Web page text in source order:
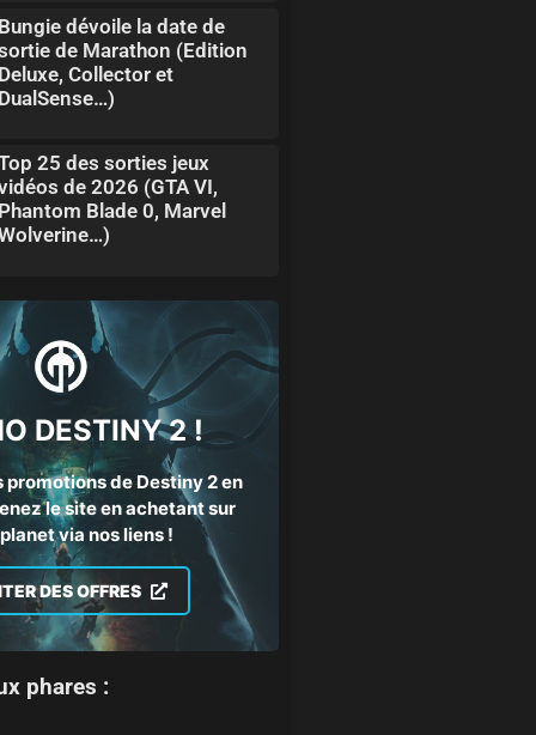
dévoile la date de
de Marathon (Edition
Collector et
25 des sorties jeux
de 2026 (GTA VI,
Blade 0, Marvel
DESTINY 2 !
promotions de Destiny 2 en
le site en achetant sur
via nos liens !
DES OFFRES
phares :